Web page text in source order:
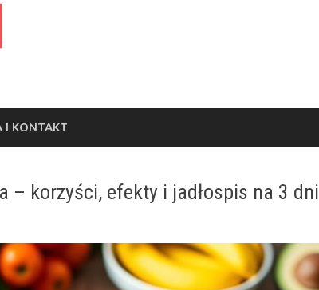
I KONTAKT
– korzyści, efekty i jadłospis na 3 dni